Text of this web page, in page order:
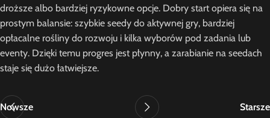
droższe albo bardziej ryzykowne opcje. Dobry start opiera się na
prostym balansie: szybkie seedy do aktywnej gry, bardziej
opłacalne rośliny do rozwoju i kilka wyborów pod zadania lub
eventy. Dzięki temu progres jest płynny, a zarabianie na seedach
staje się dużo łatwiejsze.
Nowsze Starsze